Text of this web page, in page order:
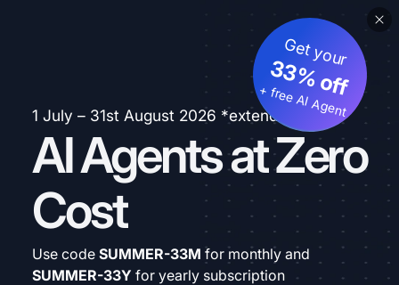
1 July – 31st August 2026 *extended
AI Agents at Zero
Cost
Get your
33% off
+ free AI Agent
Use code SUMMER-33M for monthly and
SUMMER-33Y for yearly subscription